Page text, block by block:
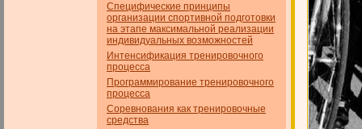
Специфические принципы
организации спортивной подготовки
на этапе максимальной реализации
индивидуальных возможностей
Интенсификация тренировочного
процесса
Программирование тренировочного
процесса
Соревнования как тренировочные
средства